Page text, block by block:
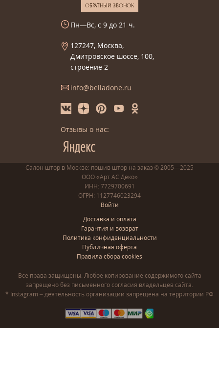
ОБРАТНЫЙ ЗВОНОК
Пн—Вс, с 9 до 21 ч.
127247, Москва,
Дмитровское шоссе, 100,
строение 2
info@belladone.ru
Отзывы о нас:
Салон штор в Москве: пошив штор на заказ © 2005—2025
ООО «Арт АС Деко»
ИНН: 7729700691
ОГРН: 1127746023294
Войти
Доставка и оплата
Гарантия и возврат
Политика конфиденциальности
Публичная оферта
Правила сбора cookies
Все права защищены. Любое копирование содержимого сайта
запрещено без письменного согласия владельцев сайта.
* Instagram – деятельность организации запрещена на территории РФ